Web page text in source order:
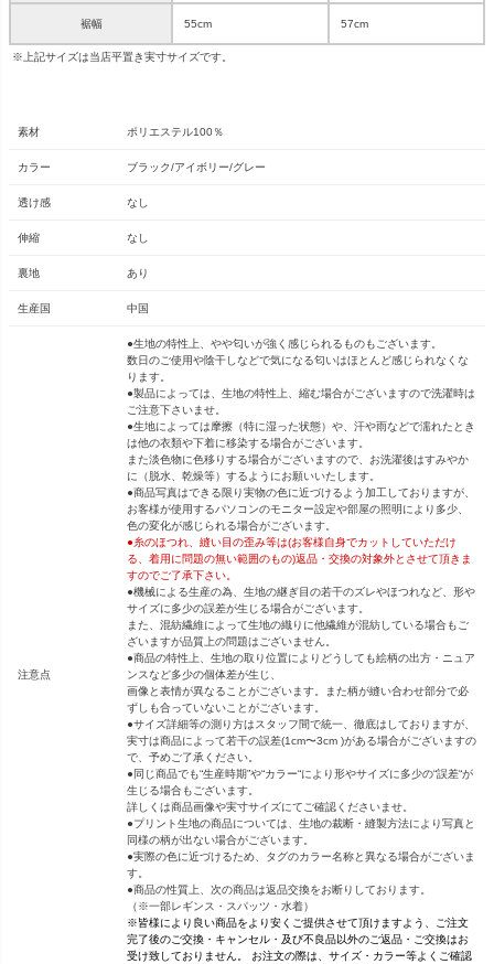
裾幅 55cm 57cm
※上記サイズは当店平置き実寸サイズです。
素材 ポリエステル100％
カラー ブラック/アイボリー/グレー
透け感 なし
伸縮 なし
裏地 あり
生産国 中国
注意点
●生地の特性上、やや匂いが強く感じられるものもございます。
数日のご使用や陰干しなどで気になる匂いはほとんど感じられなくな
ります。
●製品によっては、生地の特性上、縮む場合がございますので洗濯時は
ご注意下さいませ。
●生地によっては摩擦（特に湿った状態）や、汗や雨などで濡れたとき
は他の衣類や下着に移染する場合がございます。
また淡色物に色移りする場合がございますので、お洗濯後はすみやか
に（脱水、乾燥等）するようにお願いいたします。
●商品写真はできる限り実物の色に近づけるよう加工しておりますが、
お客様が使用するパソコンのモニター設定や部屋の照明により多少、
色の変化が感じられる場合がございます。
●糸のほつれ、縫い目の歪み等は(お客様自身でカットしていただけ
る、着用に問題の無い範囲のもの)返品・交換の対象外とさせて頂きま
すのでご了承下さい。
●機械による生産の為、生地の継ぎ目の若干のズレやほつれなど、形や
サイズに多少の誤差が生じる場合がございます。
また、混紡繊維によって生地の織りに他繊維が混紡している場合もご
ざいますが品質上の問題はございません。
●商品の特性上、生地の取り位置によりどうしても絵柄の出方・ニュア
ンスなど多少の個体差が生じ、
画像と表情が異なることがございます。また柄が縫い合わせ部分で必
ずしも合っていないことがございます。
●サイズ詳細等の測り方はスタッフ間で統一、徹底はしておりますが、
実寸は商品によって若干の誤差(1cm〜3cm )がある場合がございますの
で、予めご了承ください。
●同じ商品でも“生産時期”や“カラー“により形やサイズに多少の“誤差“が
生じる場合もございます。
詳しくは商品画像や実寸サイズにてご確認くださいませ。
●プリント生地の商品については、生地の裁断・縫製方法により写真と
同様の柄が出ない場合がございます。
●実際の色に近づけるため、タグのカラー名称と異なる場合がございま
す。
●商品の性質上、次の商品は返品交換をお断りしております。
（※一部レギンス・スパッツ・水着）
※皆様により良い商品をより安くご提供させて頂けますよう、ご注文
完了後のご交換・キャンセル・及び不良品以外のご返品・ご交換はお
受け致しておりません。 お注文の際は、サイズ・カラー等よくご確認